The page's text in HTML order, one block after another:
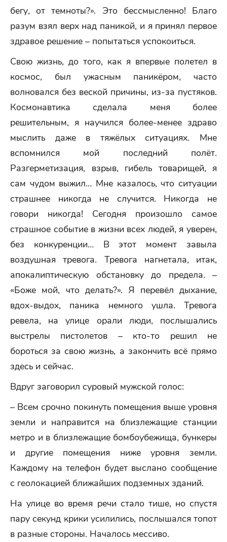
бегу, от темноты?». Это бессмысленно! Благо
разум взял верх над паникой, и я принял первое
здравое решение – попытаться успокоиться.
Свою жизнь, до того, как я впервые полетел в
космос, был ужасным паникёром, часто
волновался без веской причины, из-за пустяков.
Космонавтика сделала меня более
решительным, я научился более-менее здраво
мыслить даже в тяжёлых ситуациях. Мне
вспомнился мой последний полёт.
Разгерметизация, взрыв, гибель товарищей, я
сам чудом выжил… Мне казалось, что ситуации
страшнее никогда не случится. Никогда не
говори никогда! Сегодня произошло самое
страшное событие в жизни всех людей, я уверен,
без конкуренции… В этот момент завыла
воздушная тревога. Тревога нагнетала, итак,
апокалиптическую обстановку до предела. –
«Боже мой, что делать?». Я перевёл дыхание,
вдох-выдох, паника немного ушла. Тревога
ревела, на улице орали люди, послышались
выстрелы пистолетов – кто-то решил не
бороться за свою жизнь, а закончить всё прямо
здесь и сейчас.
Вдруг заговорил суровый мужской голос:
– Всем срочно покинуть помещения выше уровня
земли и направится на близлежащие станции
метро и в близлежащие бомбоубежища, бункеры
и другие помещения ниже уровня земли.
Каждому на телефон будет выслано сообщение
с геолокацией ближайших подземных зданий.
На улице во время речи стало тише, но спустя
пару секунд крики усилились, послышался топот
в разные стороны. Началось мессиво.